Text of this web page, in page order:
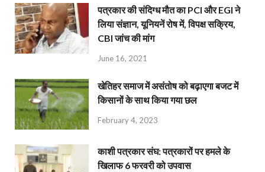
पत्रकार की संदिग्ध मौत का PCI और EGI ने
लिया संज्ञान, यूनियनें रोष में, विपक्ष सक्रिय,
CBI जांच की मांग
June 16, 2021
खेतिहर समाज में असंतोष को बढ़ाएगा बजट में
किसानों के साथ किया गया छल
February 4, 2023
काशी पत्रकार संघ: पत्रकारों पर हमले के
खिलाफ 6 फरवरी को उपवास